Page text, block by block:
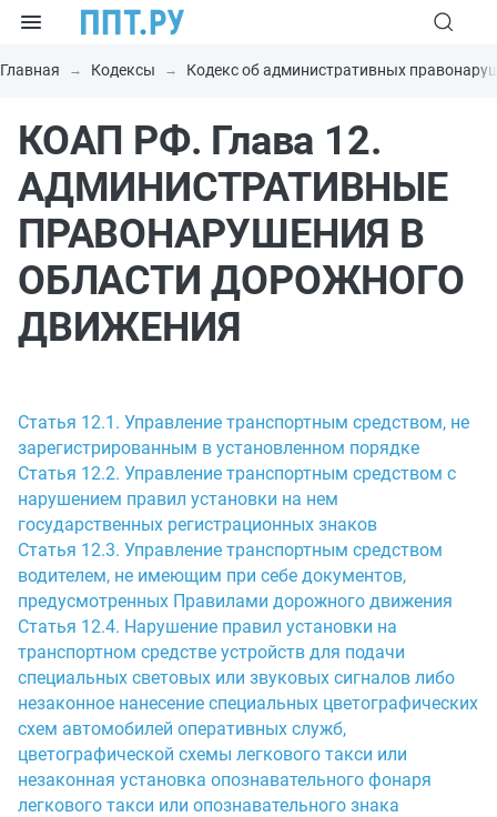
Главная Кодексы Кодекс об административных
КОАП РФ. Глава 12.
АДМИНИСТРАТИВНЫЕ
ПРАВОНАРУШЕНИЯ В
ОБЛАСТИ ДОРОЖНОГО
ДВИЖЕНИЯ
Статья 12.1. Управление транспортным средством, не
зарегистрированным в установленном порядке
Статья 12.2. Управление транспортным средством с
нарушением правил установки на нем
государственных регистрационных знаков
Статья 12.3. Управление транспортным средством
водителем, не имеющим при себе документов,
предусмотренных Правилами дорожного движения
Статья 12.4. Нарушение правил установки на
транспортном средстве устройств для подачи
специальных световых или звуковых сигналов либо
незаконное нанесение специальных цветографических
схем автомобилей оперативных служб,
цветографической схемы легкового такси или
незаконная установка опознавательного фонаря
легкового такси или опознавательного знака